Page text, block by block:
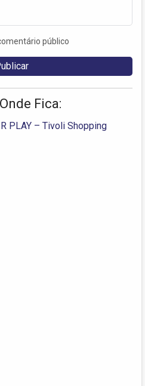
público
Fica:
PLAY – Tivoli Shopping